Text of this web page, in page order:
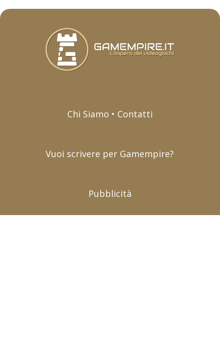
Chi Siamo • Contatti
Vuoi scrivere per Gamempire?
Pubblicità